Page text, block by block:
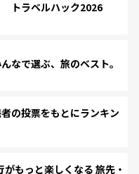
トラベルハック2026
で選ぶ、旅のベスト。
の投票をもとにランキン
もっと楽しくなる 旅先・